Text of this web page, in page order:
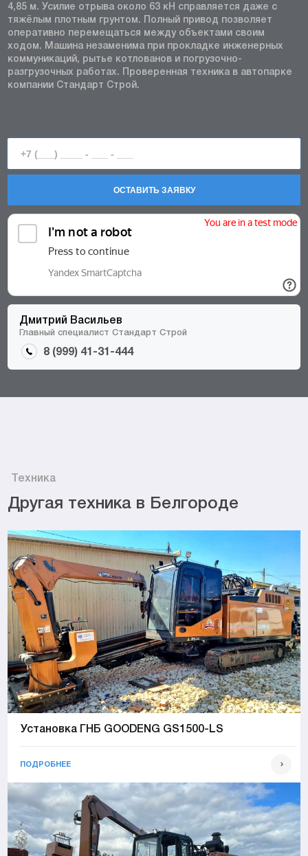
4,85 м. Усилие отрыва около 63 кН справляется даже с
тяжёлым плотным грунтом. Полный привод позволяет
оперативно перемещаться между объектами своим
ходом. Машина незаменима при прокладке инженерных
коммуникаций, рытье котлованов и погрузочно-
разгрузочных работах. Проверенная техника в автопарке
компании Стандарт Строй.
ОСТАВИТЬ ЗАЯВКУ
Дмитрий Васильев
Главный специалист Стандарт Строй
8 (999) 41-31-444
Техника
Другая техника в Белгороде
Установка ГНБ GOODENG GS1500-LS
ПОДРОБНЕЕ